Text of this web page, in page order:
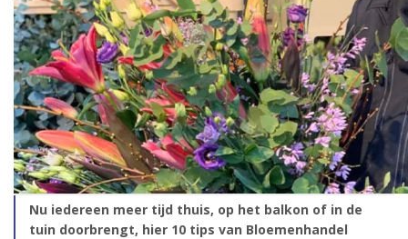
Nu iedereen meer tijd thuis, op het balkon of in de
tuin doorbrengt, hier 10 tips van Bloemenhandel